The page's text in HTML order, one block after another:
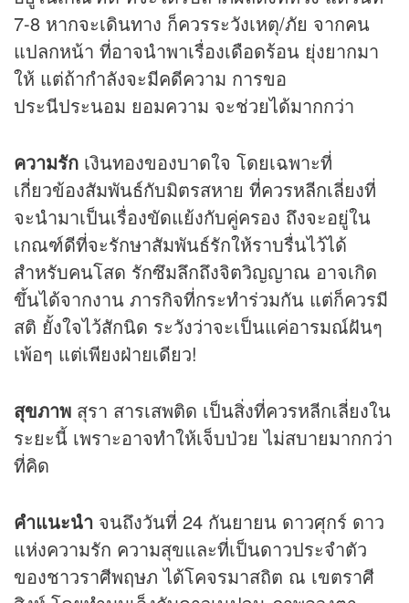
7-8 หากจะเดินทาง ก็ควรระวังเหตุ/ภัย จากคน
แปลกหน้า ที่อาจนำพาเรื่องเดือดร้อน ยุ่งยากมา
ให้ แต่ถ้ากำลังจะมีคดีความ การขอ
ประนีประนอม ยอมความ จะช่วยได้มากกว่า
ความรัก เงินทองของบาดใจ โดยเฉพาะที่
เกี่ยวข้องสัมพันธ์กับมิตรสหาย ที่ควรหลีกเลี่ยงที่
จะนำมาเป็นเรื่องขัดแย้งกับคู่ครอง ถึงจะอยู่ใน
เกณฑ์ดีที่จะรักษาสัมพันธ์รักให้ราบรื่นไว้ได้
สำหรับคนโสด รักซึมลึกถึงจิตวิญญาณ อาจเกิด
ขึ้นได้จากงาน ภารกิจที่กระทำร่วมกัน แต่ก็ควรมี
สติ ยั้งใจไว้สักนิด ระวังว่าจะเป็นแค่อารมณ์ฝันๆ
เพ้อๆ แต่เพียงฝ่ายเดียว!
สุขภาพ สุรา สารเสพติด เป็นสิ่งที่ควรหลีกเลี่ยงใน
ระยะนี้ เพราะอาจทำให้เจ็บป่วย ไม่สบายมากกว่า
ที่คิด
คำแนะนำ จนถึงวันที่ 24 กันยายน ดาวศุกร์ ดาว
แห่งความรัก ความสุขและที่เป็นดาวประจำตัว
ของชาวราศีพฤษภ ได้โคจรมาสถิต ณ เขตราศี